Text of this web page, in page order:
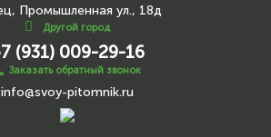
Промышленная ул., 18д
Другой город
(931) 009-29-16
Заказать обратный звонок
info@svoy-pitomnik.ru